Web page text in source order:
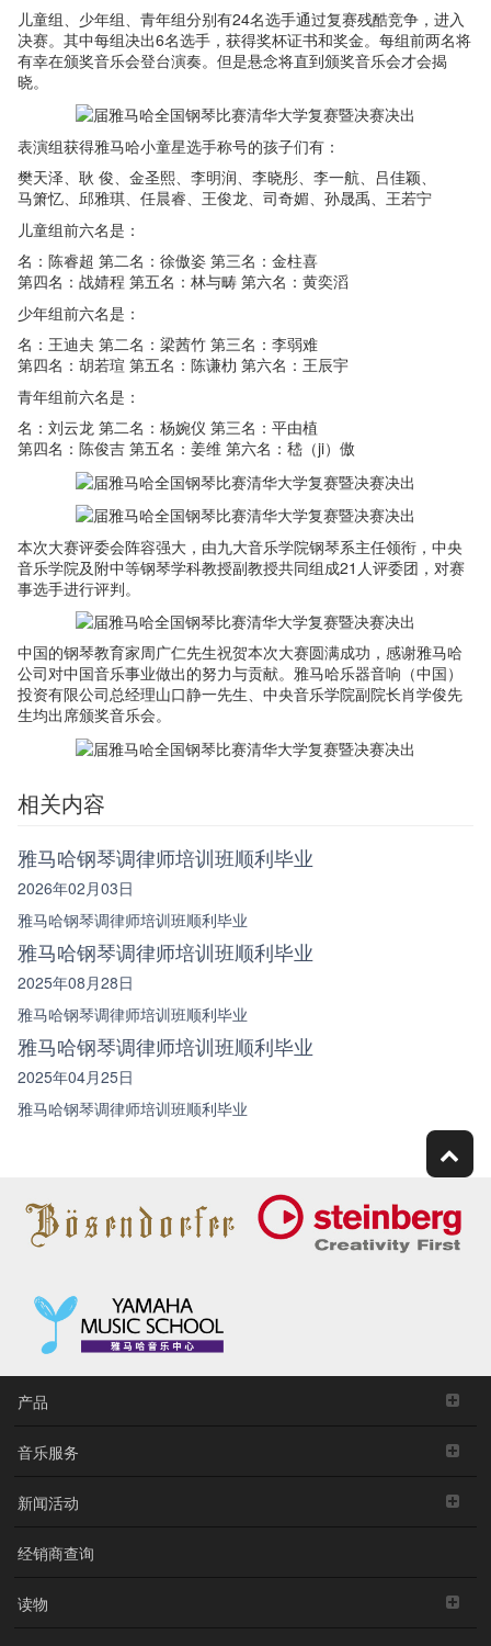
儿童组、少年组、青年组分别有24名选手通过复赛残酷竞争，进入
决赛。其中每组决出6名选手，获得奖杯证书和奖金。每组前两名将
有幸在颁奖音乐会登台演奏。但是悬念将直到颁奖音乐会才会揭
晓。
表演组获得雅马哈小童星选手称号的孩子们有：
樊天泽、耿 俊、金圣熙、李明润、李晓彤、李一航、吕佳颖、
马箫忆、邱雅琪、任晨睿、王俊龙、司奇媚、孙晟禹、王若宁
儿童组前六名是：
名：陈睿超 第二名：徐傲姿 第三名：金柱喜
第四名：战婧程 第五名：林与畴 第六名：黄奕滔
少年组前六名是：
名：王迪夫 第二名：梁茜竹 第三名：李弱难
第四名：胡若瑄 第五名：陈谦朸 第六名：王辰宇
青年组前六名是：
名：刘云龙 第二名：杨婉仪 第三名：平由植
第四名：陈俊吉 第五名：姜维 第六名：嵇（ji）傲
本次大赛评委会阵容强大，由九大音乐学院钢琴系主任领衔，中央
音乐学院及附中等钢琴学科教授副教授共同组成21人评委团，对赛
事选手进行评判。
中国的钢琴教育家周广仁先生祝贺本次大赛圆满成功，感谢雅马哈
公司对中国音乐事业做出的努力与贡献。雅马哈乐器音响（中国）
投资有限公司总经理山口静一先生、中央音乐学院副院长肖学俊先
生均出席颁奖音乐会。
相关内容
雅马哈钢琴调律师培训班顺利毕业
2026年02月03日
雅马哈钢琴调律师培训班顺利毕业
雅马哈钢琴调律师培训班顺利毕业
2025年08月28日
雅马哈钢琴调律师培训班顺利毕业
雅马哈钢琴调律师培训班顺利毕业
2025年04月25日
雅马哈钢琴调律师培训班顺利毕业
产品
音乐服务
新闻活动
经销商查询
读物